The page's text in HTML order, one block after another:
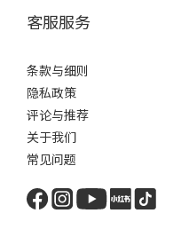
客服服务
条款与细则
隐私政策
评论与推荐
关于我们
常见问题